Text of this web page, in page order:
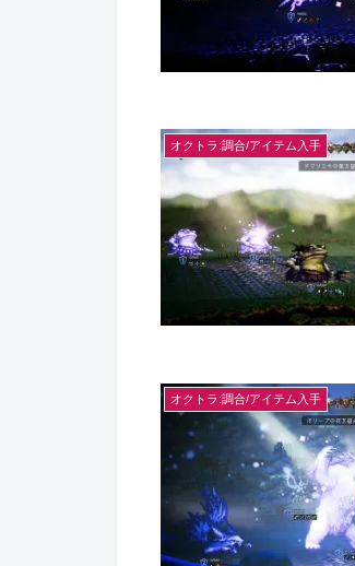
オクトラ:調合/アイテム入手
オクトラ:調合/アイテム入手